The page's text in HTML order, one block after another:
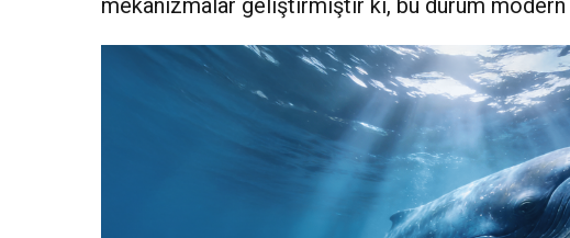
mekanizmalar geliştirmiştir ki, bu durum